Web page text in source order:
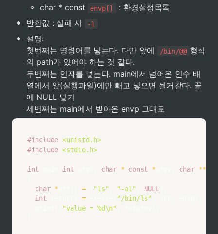
◦ char * const envp[] : 환경설정목록
• 반환값 : 실패 시 -1
•
설명:
첫번째는 명령어를 넣는다. 다만 앞에
/bin/@@ 형식
의 path가 있어야 하는 것 같다.
두번째는 인자를 넣는다. main에서 넘어온 인수 배
열에서 앞(실행파일)에만 빼고 넣으면 될거같다. 끝
에 NULL 넣기
세번째는 main에서 받아온 envp 그대로
#include <unistd.h>
#include <stdio.h>
int int char * const * char **
char * = "ls" "-al" NULL
int
= "/bin/ls"
"value = %d\n"